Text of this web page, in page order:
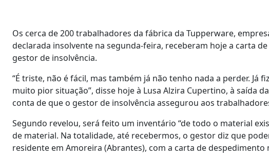
Os cerca de 200 trabalhadores da fábrica da Tupperware,
declarada insolvente na segunda-feira, receberam hoje a carta
gestor de insolvência.
“É triste, não é fácil, mas também já não tenho nada a perder. Já
muito pior situação”, disse hoje à Lusa Alzira Cupertino, à saída
conta de que o gestor de insolvência assegurou aos
Segundo revelou, será feito um inventário “de todo o material
de material. Na totalidade, até recebermos, o gestor diz que
residente em Amoreira (Abrantes), com a carta de